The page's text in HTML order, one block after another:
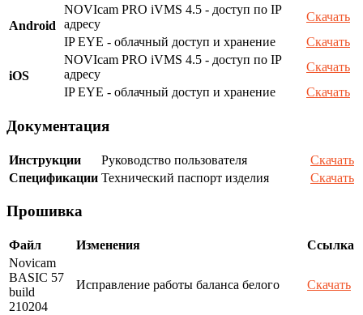
Android
NOVIcam PRO iVMS 4.5 - доступ по IP
адресу
Скачать
IP EYE - облачный доступ и хранение
Скачать
iOS
NOVIcam PRO iVMS 4.5 - доступ по IP
адресу
Скачать
IP EYE - облачный доступ и хранение
Скачать
Документация
Инструкции Руководство пользователя
Скачать
Спецификации Технический паспорт изделия Скачать
Прошивка
Файл Изменения
Ссылка
Novicam
BASIC 57
build
210204
Исправление работы баланса белого Скачать